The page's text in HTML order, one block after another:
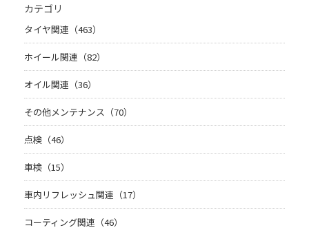
カテゴリ
タイヤ関連（463）
ホイール関連（82）
オイル関連（36）
その他メンテナンス（70）
点検（46）
車検（15）
車内リフレッシュ関連（17）
コーティング関連（46）